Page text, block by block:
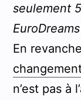
seulement
En
n’est pas à